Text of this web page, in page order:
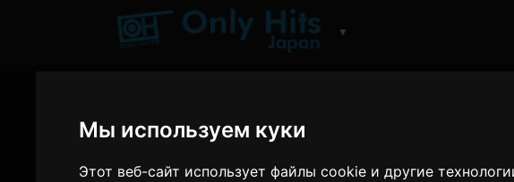
Мы используем куки
Этот веб-сайт использует файлы cookie и другие
▼